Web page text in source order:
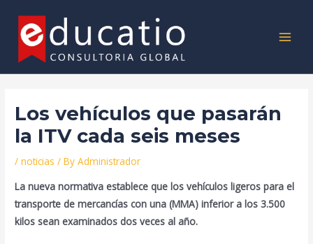
content
Los vehículos que pasarán
la ITV cada seis meses
/noticias / ByAdministrador
La nueva normativa establece que los vehículos ligeros para el
transporte de mercancías con una (MMA) inferior a los 3.500
kilos sean examinados dos veces al año.
navigation